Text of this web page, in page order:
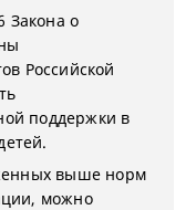
Закона о
Российской
поддержки в
выше норм
можно